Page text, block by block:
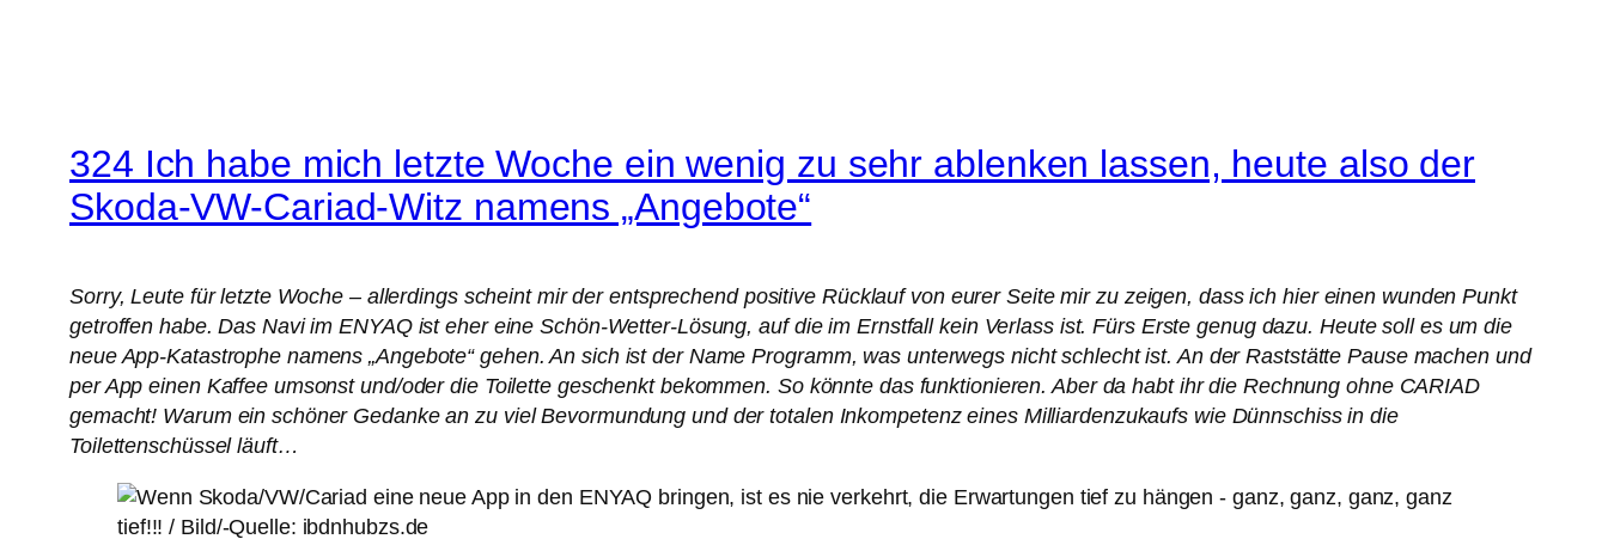
324 Ich habe mich letzte Woche ein wenig zu sehr ablenken lassen, heute also der
Skoda-VW-Cariad-Witz namens „Angebote“
Sorry, Leute für letzte Woche – allerdings scheint mir der entsprechend positive Rücklauf von eurer Seite mir zu zeigen, dass ich hier einen wunden Punkt
getroffen habe. Das Navi im ENYAQ ist eher eine Schön-Wetter-Lösung, auf die im Ernstfall kein Verlass ist. Fürs Erste genug dazu. Heute soll es um die
neue App-Katastrophe namens „Angebote“ gehen. An sich ist der Name Programm, was unterwegs nicht schlecht ist. An der Raststätte Pause machen und
per App einen Kaffee umsonst und/oder die Toilette geschenkt bekommen. So könnte das funktionieren. Aber da habt ihr die Rechnung ohne CARIAD
gemacht! Warum ein schöner Gedanke an zu viel Bevormundung und der totalen Inkompetenz eines Milliardenzukaufs wie Dünnschiss in die
Toilettenschüssel läuft…